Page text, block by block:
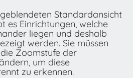
Standardansicht
es Einrichtungen, welche
liegen und deshalb
werden. Sie müssen
Zoomstufe der
um diese
zu erkennen.